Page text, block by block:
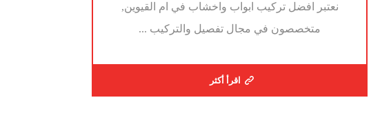
نعتبر افضل تركيب ابواب واخشاب في ام القيوين,
متخصصون في مجال تفصيل والتركيب ...
اقرأ أكثر